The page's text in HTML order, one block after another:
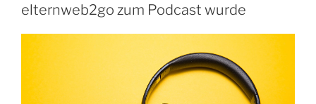
elternweb2go zum Podcast wurde